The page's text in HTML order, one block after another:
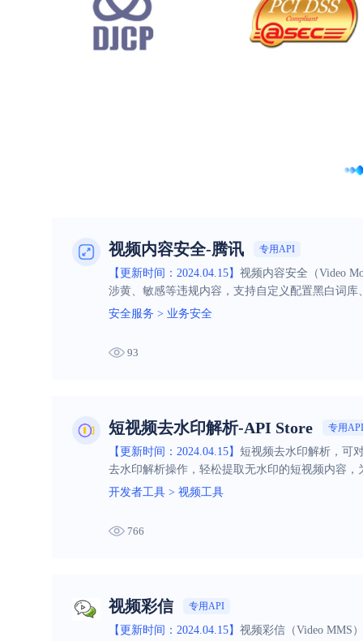
视频内容安全-腾讯 专用API
【更新时间：2024.04.15】 视频内容安全（Video
涉黄、敏感等违规内容，支持自定义配置黑白词
理，从而降低人工成本，提高识别效率。
安全服务 > 业务安全
93
短视频去水印解析-API Store 专用API
【更新时间：2024.04.15】 短视频去水印解析，可
去水印解析操作，轻松提取无水印的短视频内容
开发者工具 > 视频工具
766
视频彩信 专用API
【更新时间：2024.04.15】 视频彩信（Video MMS